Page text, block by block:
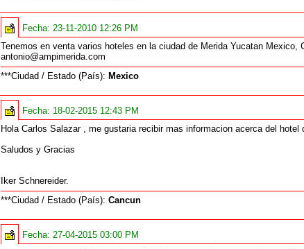
Fecha: 23-11-2010 12:26 PM
Tenemos en venta varios hoteles en la ciudad de Merida Yucatan
antonio@ampimerida.com
***Ciudad / Estado (País): Mexico
Fecha: 18-02-2015 12:43 PM
Hola Carlos Salazar , me gustaria recibir mas informacion acerca del
Saludos y Gracias
Iker Schnereider.
***Ciudad / Estado (País): Cancun
Fecha: 27-04-2015 03:00 PM